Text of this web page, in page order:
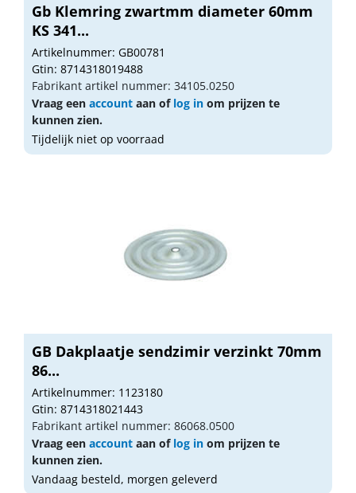
Gb Klemring zwartmm diameter 60mm
KS 341...
Artikelnummer: GB00781
Gtin: 8714318019488
Fabrikant artikel nummer: 34105.0250
Vraag een account aan of log in om prijzen te
kunnen zien.
Tijdelijk niet op voorraad
GB Dakplaatje sendzimir verzinkt 70mm
86...
Artikelnummer: 1123180
Gtin: 8714318021443
Fabrikant artikel nummer: 86068.0500
Vraag een account aan of log in om prijzen te
kunnen zien.
Vandaag besteld, morgen geleverd